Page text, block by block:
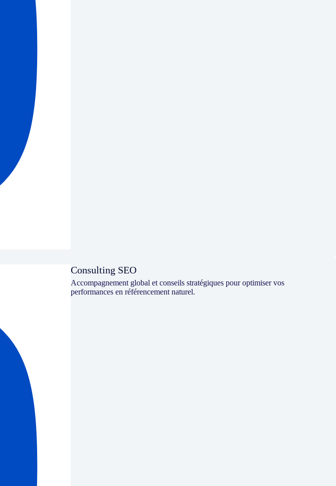
Consulting SEO
Accompagnement global et conseils stratégiques pour optimiser vos
performances en référencement naturel.